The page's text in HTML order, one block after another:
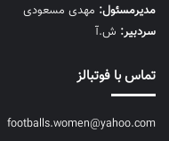
مديرمسئول: مهدی مسعودی
سردبیر: ش.آ
تماس با فوتبالز
footballs.women@yahoo.com